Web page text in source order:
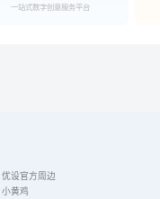
一站式数字创意服务平台
优设官方周边
小黄鸡